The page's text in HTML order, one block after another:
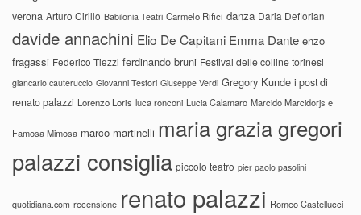
verona Arturo Cirillo Babilonia Teatri Carmelo Rifici danza Daria Deflorian
davide annachini Elio De Capitani Emma Dante enzo
fragassi Federico Tiezzi ferdinando bruni Festival delle colline torinesi
giancarlo cauteruccio Giovanni Testori Giuseppe Verdi Gregory Kunde i post di
renato palazzi Lorenzo Loris luca ronconi Lucia Calamaro Marcido Marcidorjs e
Famosa Mimosa marco martinelli maria grazia gregori
palazzi consiglia piccolo teatro pier paolo pasolini
quotidiana.com recensione renato palazzi Romeo Castellucci